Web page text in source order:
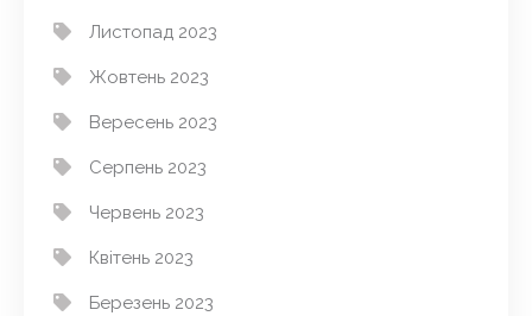
Листопад 2023
Жовтень 2023
Вересень 2023
Серпень 2023
Червень 2023
Квітень 2023
Березень 2023